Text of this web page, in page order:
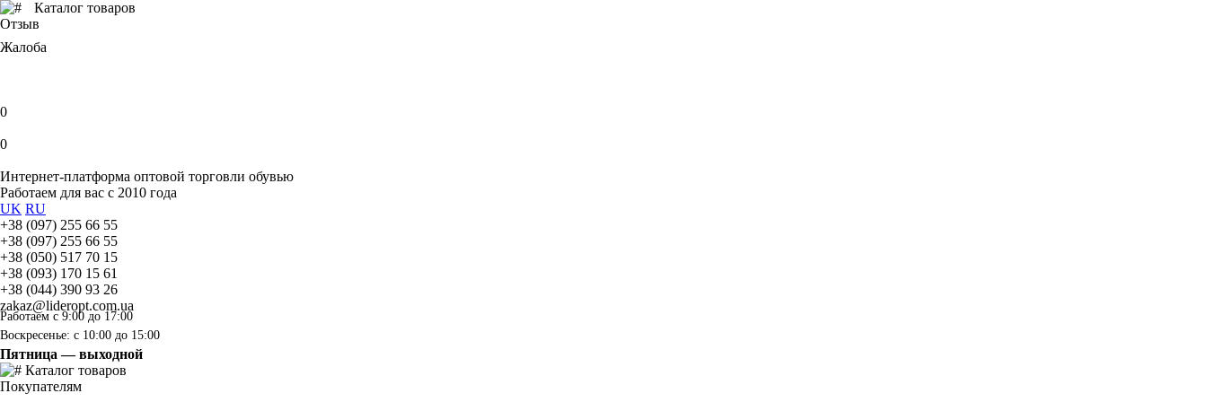
Каталог товаров
Отзыв
Жалоба
0
0
Интернет-платформа оптовой торговли обувью
Работаем для вас с 2010 года
UK RU
+38 (097) 255 66 55
+38 (097) 255 66 55
+38 (050) 517 70 15
+38 (093) 170 15 61
+38 (044) 390 93 26
zakaz@lideropt.com.ua
Работаем с 9:00 до 17:00
Воскресенье: с 10:00 до 15:00
Пятница — выходной
Каталог товаров
Покупателям